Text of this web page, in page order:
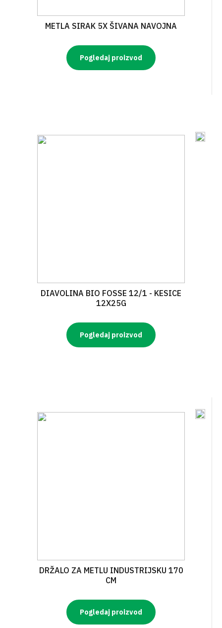
METLA SIRAK 5X ŠIVANA NAVOJNA
Pogledaj proizvod
DIAVOLINA BIO FOSSE 12/1 - KESICE
12X25G
Pogledaj proizvod
DRŽALO ZA METLU INDUSTRIJSKU 170
CM
Pogledaj proizvod